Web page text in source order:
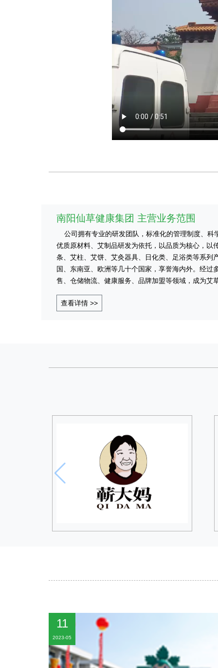
南阳仙草健康集团 主营业务范围
公司拥有专业的研发团队，标准化的管理制度、科
优质原材料、艾制品研发为依托，以品质为核心，
条、艾柱、艾饼、艾灸器具、日化类、足浴类等系
国、东南亚、欧洲等几十个国家，享誉海内外。经
售、仓储物流、健康服务、品牌加盟等领域，成为艾
查看详情 >>
11
2023-05